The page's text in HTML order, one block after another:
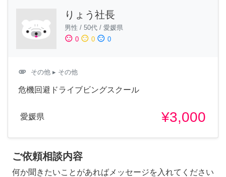
りょう社長
男性 / 50代 / 愛媛県
sentiment_satisfied 0 sentiment_neutral 0 sentiment_dissatisfied 0
attachment その他 ▸ その他
危機回避ドライブビングスクール
愛媛県 ¥3,000
ご依頼相談内容
何か聞きたいことがあればメッセージを入れてください